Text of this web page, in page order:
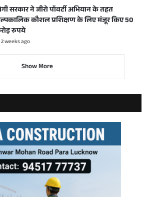
सरकार ने जीरो पॉवर्टी अभियान के तहत
कौशल प्रशिक्षण के लिए मंजूर किए 50
रुपये
2 weeks ago
Show More